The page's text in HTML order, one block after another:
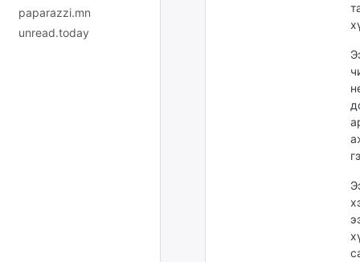
paparazzi.mn
unread.today